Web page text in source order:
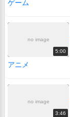
ゲーム
no image
5:00
アニメ
no image
3:46